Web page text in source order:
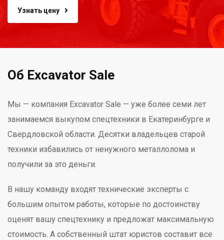
Узнать цену
Об Excavator Sale
Мы — компания Excavator Sale — уже более семи лет
занимаемся выкупом спецтехники в Екатеринбурге и
Свердловской области. Десятки владельцев старой
техники избавились от ненужного металлолома и
получили за это деньги.
В нашу команду входят технические эксперты с
большим опытом работы, которые по достоинству
оценят вашу спецтехнику и предложат максимальную
стоимость. А собственный штат юристов составит все